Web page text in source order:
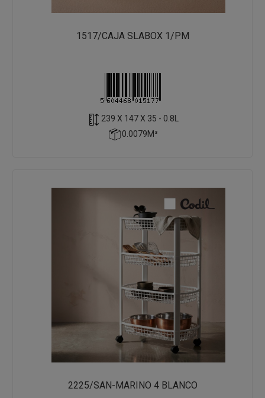
1517/CAJA SLABOX 1/PM
239 X 147 X 35 - 0.8L
0.0079M³
2225/SAN-MARINO 4 BLANCO